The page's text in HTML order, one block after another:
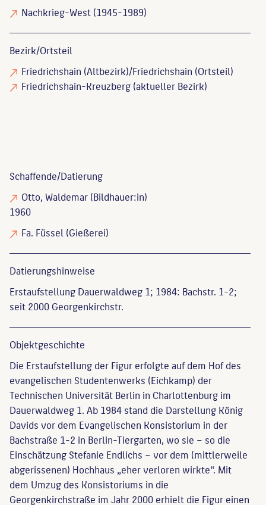
Nachkrieg-West (1945-1989)
Bezirk/Ortsteil
Friedrichshain (Altbezirk)/Friedrichshain (Ortsteil)
Friedrichshain-Kreuzberg (aktueller Bezirk)
Schaffende/Datierung
Otto, Waldemar(Bildhauer:in)
1960
Fa. Füssel(Gießerei)
Datierungs­hinweise
Erstaufstellung Dauerwaldweg 1; 1984: Bachstr. 1-2;
seit 2000 Georgenkirchstr.
Objekt­geschichte
Die Erstaufstellung der Figur erfolgte auf dem Hof des
evangelischen Studentenwerks (Eichkamp) der
Technischen Universität Berlin in Charlottenburg im
Dauerwaldweg 1. Ab 1984 stand die Darstellung König
Davids vor dem Evangelischen Konsistorium in der
Bachstraße 1-2 in Berlin-Tiergarten, wo sie – so die
Einschätzung Stefanie Endlichs – vor dem (mittlerweile
abgerissenen) Hochhaus „eher verloren wirkte“. Mit
dem Umzug des Konsistoriums in die
Georgenkirchstraße im Jahr 2000 erhielt die Figur einen